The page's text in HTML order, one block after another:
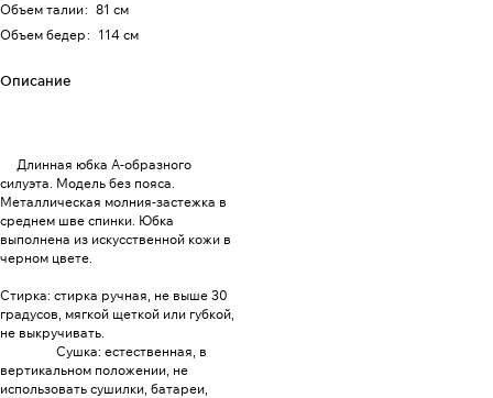
Объем талии: 81 см
Объем бедер: 114 см
Описание
Длинная юбка А-образного
силуэта. Модель без пояса.
Металлическая молния-застежка в
среднем шве спинки. Юбка
выполнена из искусственной кожи в
черном цвете.
Стирка: стирка ручная, не выше 30
градусов, мягкой щеткой или губкой,
не выкручивать.
Сушка: естественная, в
вертикальном положении, не
использовать сушилки, батареи,